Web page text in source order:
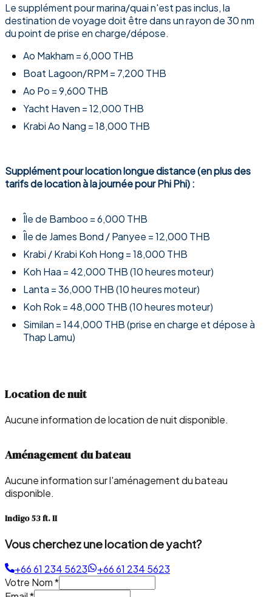
Le supplément pour marina/quai n'est pas inclus, la
destination de voyage doit être dans un rayon de 30 nm
du point de prise en charge/dépose.
Ao Makham = 6,000 THB
Boat Lagoon/RPM = 7,200 THB
Ao Po = 9,600 THB
Yacht Haven = 12,000 THB
Krabi Ao Nang = 18,000 THB
Supplément pour location longue distance (en plus des
tarifs de location à la journée pour Phi Phi) :
Île de Bamboo = 6,000 THB
Île de James Bond / Panyee = 12,000 THB
Krabi / Krabi Koh Hong = 18,000 THB
Koh Haa = 42,000 THB (10 heures moteur)
Lanta = 36,000 THB (10 heures moteur)
Koh Rok = 48,000 THB (10 heures moteur)
Similan = 144,000 THB (prise en charge et dépose à
Thap Lamu)
Location de nuit
Aucune information de location de nuit disponible.
Aménagement du bateau
Aucune information sur l'aménagement du bateau
disponible.
Indigo 53 ft. II
Vous cherchez une location de yacht?
+66 61 234 5623
+66 61 234 5623
Votre Nom*